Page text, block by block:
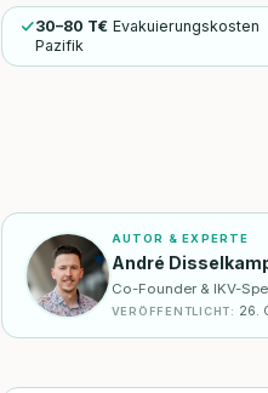
30–80 T€ Evakuierungskosten
Pazifik
AUTOR & EXPERTE
André
Co-Founder & IKV-
VERÖFFENTLICHT: 26.